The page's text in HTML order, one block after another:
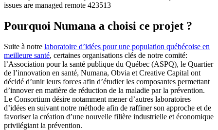
Pourquoi Numana a choisi ce projet ?
Suite à notre laboratoire d’idées pour une population québécoise en
meilleure santé, certaines organisations clés de notre comité:
l’Association pour la santé publique du Québec (ASPQ), le Quartier
de l’innovation en santé, Numana, Obvia et Creative Capital ont
décidé d’unir leurs forces afin d’étudier les composantes permettant
d’innover en matière de réduction de la maladie par la prévention.
Le Consortium désire notamment mener d’autres laboratoires
d’idées en suivant notre méthode afin de raffiner son approche et de
favoriser la création d’une nouvelle filière industrielle et économique
privilégiant la prévention.